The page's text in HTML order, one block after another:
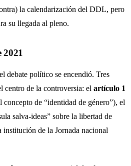
la calendarización del DDL, pero
su llegada al pleno.
2021
debate político se encendió. Tres
centro de la controversia: el artículo 1
de “identidad de género”), el
salva-ideas” sobre la libertad de
institución de la Jornada nacional